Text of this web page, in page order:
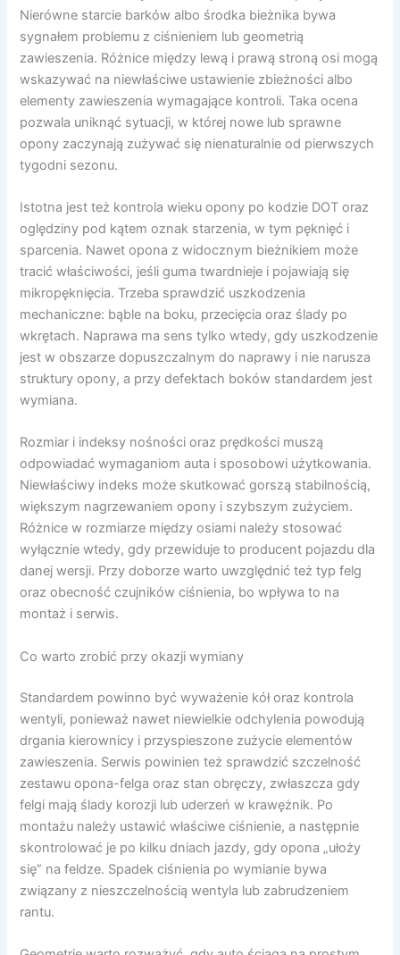
Nierówne starcie barków albo środka bieżnika bywa
sygnałem problemu z ciśnieniem lub geometrią
zawieszenia. Różnice między lewą i prawą stroną osi mogą
wskazywać na niewłaściwe ustawienie zbieżności albo
elementy zawieszenia wymagające kontroli. Taka ocena
pozwala uniknąć sytuacji, w której nowe lub sprawne
opony zaczynają zużywać się nienaturalnie od pierwszych
tygodni sezonu.
Istotna jest też kontrola wieku opony po kodzie DOT oraz
oględziny pod kątem oznak starzenia, w tym pęknięć i
sparcenia. Nawet opona z widocznym bieżnikiem może
tracić właściwości, jeśli guma twardnieje i pojawiają się
mikropęknięcia. Trzeba sprawdzić uszkodzenia
mechaniczne: bąble na boku, przecięcia oraz ślady po
wkrętach. Naprawa ma sens tylko wtedy, gdy uszkodzenie
jest w obszarze dopuszczalnym do naprawy i nie narusza
struktury opony, a przy defektach boków standardem jest
wymiana.
Rozmiar i indeksy nośności oraz prędkości muszą
odpowiadać wymaganiom auta i sposobowi użytkowania.
Niewłaściwy indeks może skutkować gorszą stabilnością,
większym nagrzewaniem opony i szybszym zużyciem.
Różnice w rozmiarze między osiami należy stosować
wyłącznie wtedy, gdy przewiduje to producent pojazdu dla
danej wersji. Przy doborze warto uwzględnić też typ felg
oraz obecność czujników ciśnienia, bo wpływa to na
montaż i serwis.
Co warto zrobić przy okazji wymiany
Standardem powinno być wyważenie kół oraz kontrola
wentyli, ponieważ nawet niewielkie odchylenia powodują
drgania kierownicy i przyspieszone zużycie elementów
zawieszenia. Serwis powinien też sprawdzić szczelność
zestawu opona-felga oraz stan obręczy, zwłaszcza gdy
felgi mają ślady korozji lub uderzeń w krawężnik. Po
montażu należy ustawić właściwe ciśnienie, a następnie
skontrolować je po kilku dniach jazdy, gdy opona „ułoży
się” na feldze. Spadek ciśnienia po wymianie bywa
związany z nieszczelnością wentyla lub zabrudzeniem
rantu.